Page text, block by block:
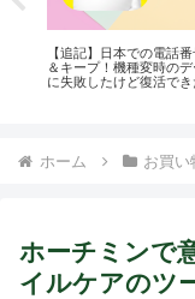
【追記】日本での電話
＆キープ！機種変時の
に失敗したけど復活で
ホーム お買い
ホーチミンで
イルケアのツ